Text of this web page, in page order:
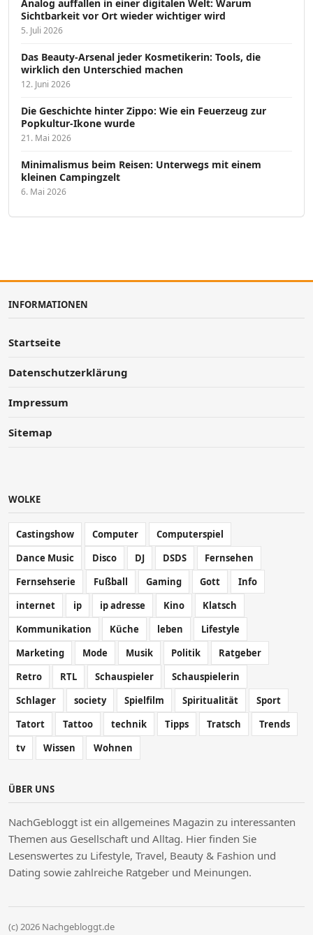
Analog auffallen in einer digitalen Welt: Warum
Sichtbarkeit vor Ort wieder wichtiger wird
5. Juli 2026
Das Beauty-Arsenal jeder Kosmetikerin: Tools, die
wirklich den Unterschied machen
12. Juni 2026
Die Geschichte hinter Zippo: Wie ein Feuerzeug zur
Popkultur-Ikone wurde
21. Mai 2026
Minimalismus beim Reisen: Unterwegs mit einem
kleinen Campingzelt
6. Mai 2026
INFORMATIONEN
Startseite
Datenschutzerklärung
Impressum
Sitemap
WOLKE
Castingshow Computer
Computerspiel
Dance Music
Disco DJ DSDS
Fernsehen
Fernsehserie
Fußball Gaming Gott
Info
internet
ip ip adresse Kino
Klatsch
Kommunikation
Küche leben
Lifestyle
Marketing
Mode Musik Politik
Ratgeber
Retro
RTL Schauspieler
Schauspielerin
Schlager
society Spielfilm Spiritualität
Sport
Tatort
Tattoo technik Tipps Tratsch
Trends
tv
Wissen Wohnen
ÜBER UNS
NachGebloggt ist ein allgemeines Magazin zu interessanten
Themen aus Gesellschaft und Alltag. Hier finden Sie
Lesenswertes zu Lifestyle, Travel, Beauty & Fashion und
Dating sowie zahlreiche Ratgeber und Meinungen.
(c) 2026 Nachgebloggt.de